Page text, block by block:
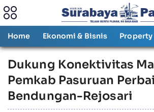
Home Ekonomi & Bisnis Property
Dukung Konektivitas
Pemkab Pasuruan
Bendungan-Rejosari